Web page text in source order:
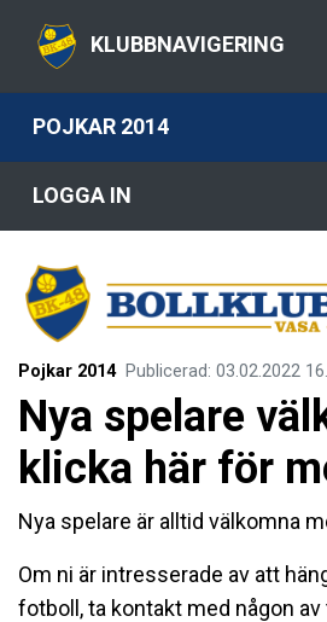
KLUBBNAVIGERING
POJKAR 2014
LOGGA IN
Pojkar 2014 Publicerad: 03.02.2022
Nya spelare
klicka här för
Nya spelare är alltid välkomna
Om ni är intresserade av att
fotboll, ta kontakt med någon av